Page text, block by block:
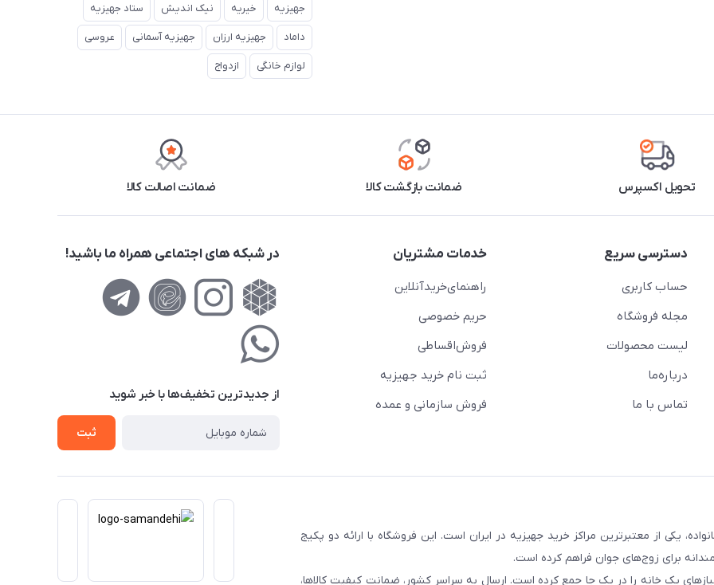
جهیزیه خیریه نیک اندیش ستاد جهیزیه
داماد جهیزیه ارزان جهیزیه آسمانی عروسی
لوازم خانگی ازدواج
تحویل اکسپرس ضمانت بازگشت کالا ضمانت اصالت کالا
دسترسی سریع
حساب کاربری
مجله فروشگاه
لیست محصولات
درباره‌ما
تماس با ما
خدمات مشتریان
راهنمای‌خرید‌آنلاین
حریم خصوصی
فروش‌اقساطی
ثبت نام خرید جهیزیه
فروش سازمانی و عمده
در شبکه های اجتماعی همراه ما باشید!
از جدید‌ترین تخفیف‌ها با‌ خبر شوید
ثبت
و اعتماد بیش از ۵۰ هزار خانواده، یکی از معتبرترین مراکز خرید جهیزیه در ایران است. این فروشگاه با ارائه دو پکیج
برای زوج‌های جوان فراهم کرده است.
یک خانه را در یک جا جمع کرده است. ارسال به سراسر کشور، ضمانت کیفیت کالاها،